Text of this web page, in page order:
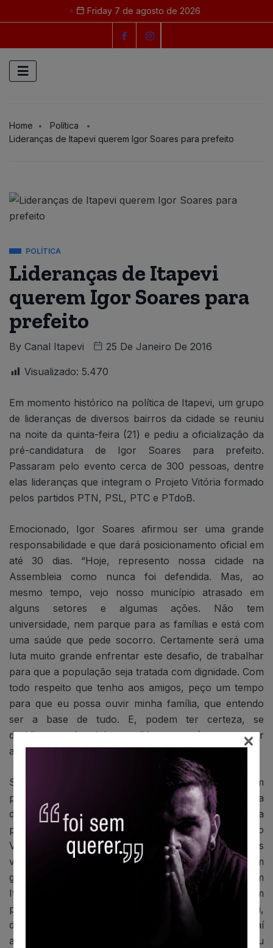
Friday 7 de agosto de 2026
Home
Política
Lideranças de Itapevi querem Igor Soares para prefeito
POLÍTICA
Lideranças de Itapevi
querem Igor Soares para
prefeito
By Canal Itapevi 25 De Janeiro De 2016
Visualizado: 5.470
Em momento histórico na política de Itapevi, um grupo
de lideranças de diversos bairros da cidade se reuniu
na noite da quinta-feira (21) e pediu a oficialização da
pré-candidatura de Igor Soares para prefeito.
Passaram pelo evento cerca de 300 pessoas, dentre
elas lideranças que integram o Projeto Vitória formado
pelos partidos PTN, PSL, PTC e PTdoB.
Emocionado, Igor Soares afirmou ser uma grande
responsabilidade e que dará posicionamento oficial em
até 30 dias. “Hoje, represento nossa cidade na
Assembleia como nunca foi defendida. Mas, ao
mesmo tempo, vejo nosso município atrasado em
alguns setores e algumas ações. Não tem
universidade, nem parque para as famílias e está com
uma saúde que pede socorro. Certamente será uma
luta muito grande enfrentar este desafio, de trabalhar
para que a população seja tratada com dignidade. Com
todo respeito que tenho aos amigos, peço um tempo
para que eu possa ouvir minha família, que entendo
ser a base de tudo. E, podem ter certeza, se
decidirmos pela minha candidatura, será para vencer
as eleições.”
Sem ter lançado pré-candidatura, Igor Soares está em
primeiro na disputa eleitoral, segundo pesquisa
divulgada no final do ano passado. No entanto, a
principal meta do deputado era viabilizar o Projeto
Vitória em Itapevi para eleger quatro novos
vereadores. “Estamos montando um novo time, com
gente que ama a cidade, que tem compromisso com
Itapevi. Sem projetos pessoais e particulares, mas com
projeto para Itapevi. A cidade, a prefeitura e Itapevi,
de um modo geral, precisam e pedem novas ideias, daí
a necessidade de formar um novo grupo”, destacou
×